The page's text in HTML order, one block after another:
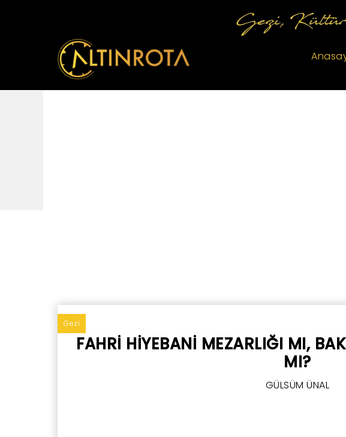
Gezi
FAHRİ HİYEBANİ MEZARLIĞI MI,
MI?
GÜLSÜM ÜNAL